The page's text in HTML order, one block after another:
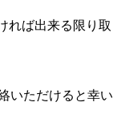
れば出来る限り
いただけると幸